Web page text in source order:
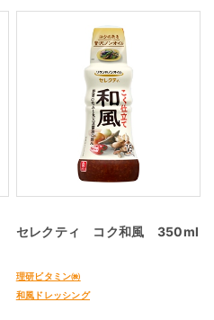
セレクティ コク和風 350ml
理研ビタミン㈱
和風ドレッシング